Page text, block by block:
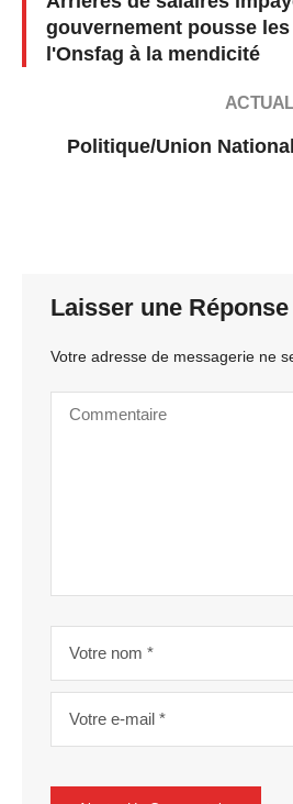
gouvernement pousse
l'Onsfag à la mendicité
Politique/Union
Laisser une Réponse
Votre adresse de messagerie ne